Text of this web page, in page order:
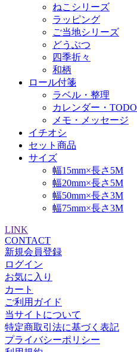
ねこシリーズ
ラッピング
ご当地シリーズ
どうぶつ
四季折々
和柄
ロール付箋
ラベル・整理
カレンダー・TODO
メモ・メッセージ
イチオシ
セット商品
サイズ
幅15mm×長さ5M
幅20mm×長さ5M
幅50mm×長さ3M
幅75mm×長さ3M
LINK
CONTACT
新規会員登録
ログイン
お気に入り
カート
ご利用ガイド
当サイトについて
特定商取引法に基づく表記
プライバシーポリシー